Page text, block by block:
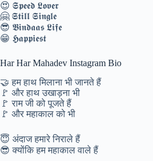
😍 𝕾𝖕𝖊𝖊𝖉 𝕷𝖔𝖛𝖊𝖗
🤗 𝕾𝖙𝖎𝖑𝖑 𝕾𝖎𝖓𝖌𝖑𝖊
😎 𝕭𝖎𝖓𝖉𝖆𝖆𝖘 𝕷𝖎𝖋𝖊
😁 𝕳𝖆𝖕𝖕𝖎𝖊𝖘𝖙
Har Har Mahadev Instagram Bio
🤝 हम हाथ मिलाना भी जानते हैं
🚩 और हाथ उखाड़ना भी
🚩 राम जी को पूजते हैं
🚩 और महाकाल को भी
😇 अंदाज हमारे निराले हैं
😎 क्योंकि हम महाकाल वाले हैं